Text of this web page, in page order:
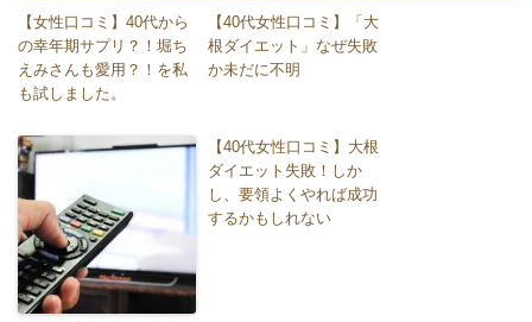
【女性口コミ】40代から
の幸年期サプリ？！堀ち
えみさんも愛用？！を私
も試しました。
【40代女性口コミ】「大
根ダイエット」なぜ失敗
か未だに不明
【40代女性口コミ】大根
ダイエット失敗！しか
し、要領よくやれば成功
するかもしれない